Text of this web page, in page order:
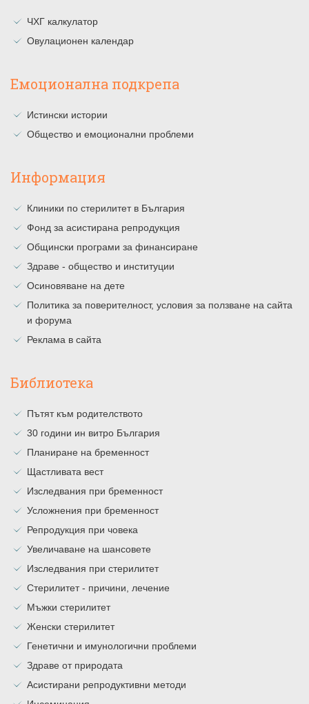
ЧХГ калкулатор
Овулационен календар
Емоционална подкрепа
Истински истории
Общество и емоционални проблеми
Информация
Клиники по стерилитет в България
Фонд за асистирана репродукция
Общински програми за финансиране
Здраве - общество и институции
Осиновяване на дете
Политика за поверителност, условия за ползване на сайта
и форума
Реклама в сайта
Библиотека
Пътят към родителството
30 години ин витро България
Планиране на бременност
Щастливата вест
Изследвания при бременност
Усложнения при бременност
Репродукция при човека
Увеличаване на шансовете
Изследвания при стерилитет
Стерилитет - причини, лечение
Мъжки стерилитет
Женски стерилитет
Генетични и имунологични проблеми
Здраве от природата
Асистирани репродуктивни методи